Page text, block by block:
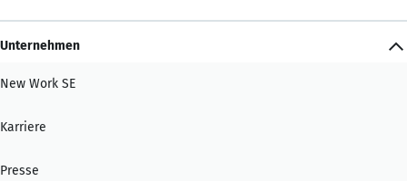
Unternehmen
New Work SE
Karriere
Presse